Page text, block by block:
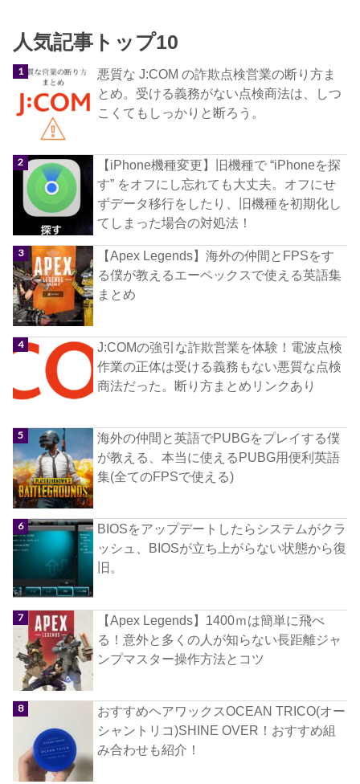
人気記事トップ10
悪質な J:COM の詐欺点検営業の断り方ま
とめ。受ける義務がない点検商法は、しつ
こくてもしっかりと断ろう。
【iPhone機種変更】旧機種で “iPhoneを探
す” をオフにし忘れても大丈夫。オフにせ
ずデータ移行をしたり、旧機種を初期化し
てしまった場合の対処法！
【Apex Legends】海外の仲間とFPSをす
る僕が教えるエーペックスで使える英語集
まとめ
J:COMの強引な詐欺営業を体験！電波点検
作業の正体は受ける義務もない悪質な点検
商法だった。断り方まとめリンクあり
海外の仲間と英語でPUBGをプレイする僕
が教える、本当に使えるPUBG用便利英語
集(全てのFPSで使える)
BIOSをアップデートしたらシステムがクラ
ッシュ、BIOSが立ち上がらない状態から復
旧。
【Apex Legends】1400ｍは簡単に飛べ
る！意外と多くの人が知らない長距離ジャ
ンプマスター操作方法とコツ
おすすめヘアワックスOCEAN TRICO(オー
シャントリコ)SHINE OVER！おすすめ組
み合わせも紹介！